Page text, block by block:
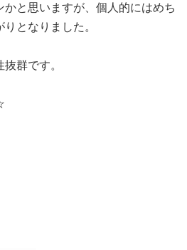
と思いますが、個人的にはめち
となりました。
群です。